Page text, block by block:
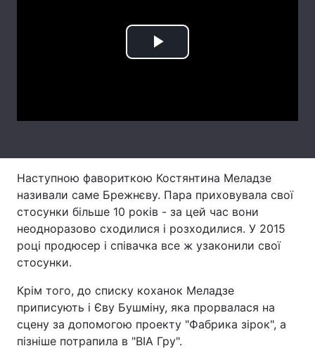
Тема оформлення
Play
Наступною фавориткою Костянтина Меладзе
називали саме Брежнєву. Пара приховувала свої
стосунки більше 10 років - за цей час вони
неодноразово сходилися і розходилися. У 2015
році продюсер і співачка все ж узаконили свої
стосунки.
Крім того, до списку коханок Меладзе
приписують і Єву Бушміну, яка прорвалася на
сцену за допомогою проекту "Фабрика зірок", а
пізніше потрапила в "ВІА Гру".